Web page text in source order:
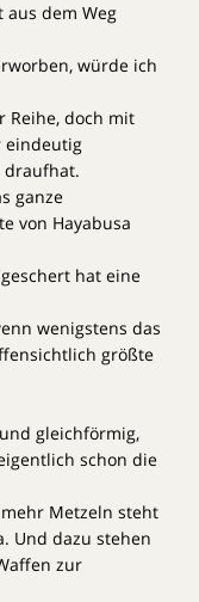
aus dem Weg
würde ich
Reihe, doch mit
eindeutig
draufhat.
ganze
von Hayabusa
hat eine
wenigstens das
größte
gleichförmig,
schon die
Metzeln steht
Und dazu stehen
zur